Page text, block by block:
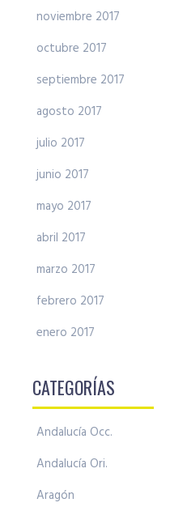
noviembre 2017
octubre 2017
septiembre 2017
agosto 2017
julio 2017
junio 2017
mayo 2017
abril 2017
marzo 2017
febrero 2017
enero 2017
CATEGORÍAS
Andalucía Occ.
Andalucía Ori.
Aragón